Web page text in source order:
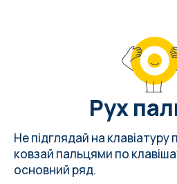
Рух
Не підглядай на клавіатуру
ковзай пальцями по
основний ряд.